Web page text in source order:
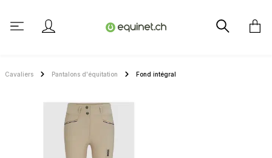
Cavaliers Pantalons d'équitation Fond intégral